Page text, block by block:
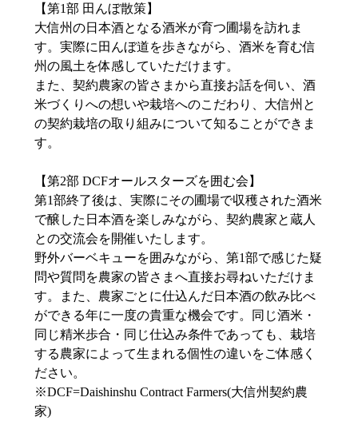
【第1部 田んぼ散策】
大信州の日本酒となる酒米が育つ圃場を訪れま
す。実際に田んぼ道を歩きながら、酒米を育む信
州の風土を体感していただけます。
また、契約農家の皆さまから直接お話を伺い、酒
米づくりへの想いや栽培へのこだわり、大信州と
の契約栽培の取り組みについて知ることができま
す。
【第2部 DCFオールスターズを囲む会】
第1部終了後は、実際にその圃場で収穫された酒米
で醸した日本酒を楽しみながら、契約農家と蔵人
との交流会を開催いたします。
野外バーベキューを囲みながら、第1部で感じた疑
問や質問を農家の皆さまへ直接お尋ねいただけま
す。また、農家ごとに仕込んだ日本酒の飲み比べ
ができる年に一度の貴重な機会です。同じ酒米・
同じ精米歩合・同じ仕込み条件であっても、栽培
する農家によって生まれる個性の違いをご体感く
ださい。
※DCF=Daishinshu Contract Farmers(大信州契約農
家)